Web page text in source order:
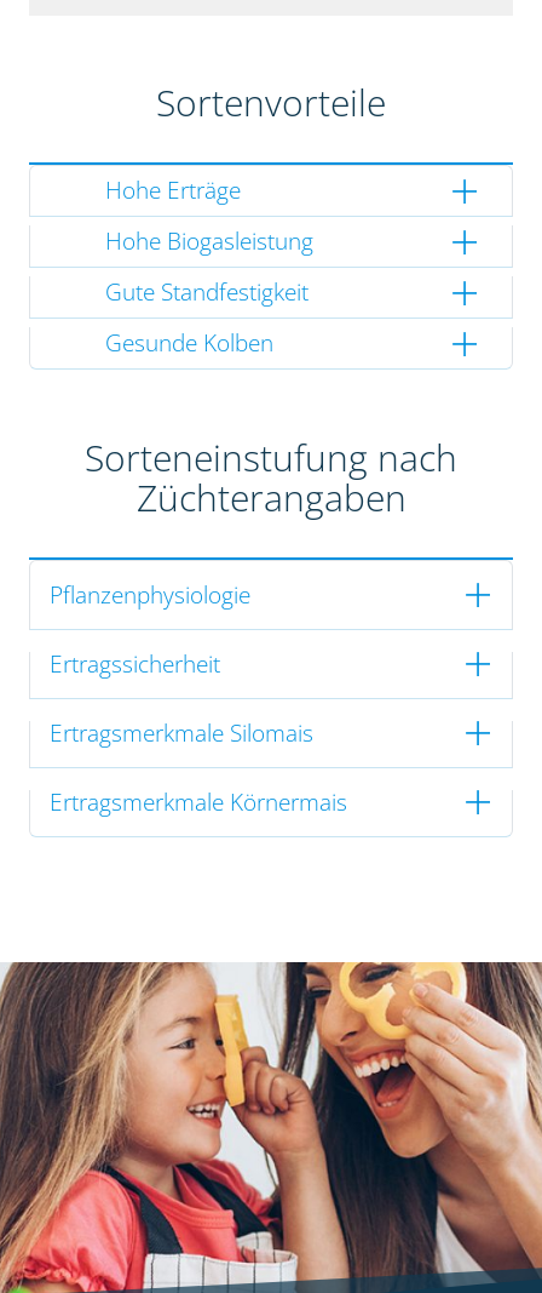
Sortenvorteile
Hohe Erträge
Hohe Biogasleistung
Gute Standfestigkeit
Gesunde Kolben
Sorteneinstufung nach
Züchterangaben
Pflanzenphysiologie
Ertragssicherheit
Ertragsmerkmale Silomais
Ertragsmerkmale Körnermais